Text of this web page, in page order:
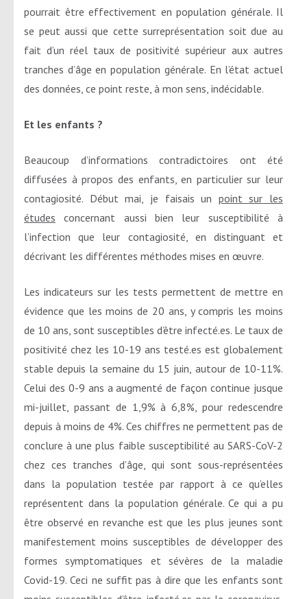
pourrait être effectivement en population générale. Il
se peut aussi que cette surreprésentation soit due au
fait d’un réel taux de positivité supérieur aux autres
tranches d’âge en population générale. En l’état actuel
des données, ce point reste, à mon sens, indécidable.
Et les enfants ?
Beaucoup d’informations contradictoires ont été
diffusées à propos des enfants, en particulier sur leur
contagiosité. Début mai, je faisais un point sur les
études concernant aussi bien leur susceptibilité à
l’infection que leur contagiosité, en distinguant et
décrivant les différentes méthodes mises en œuvre.
Les indicateurs sur les tests permettent de mettre en
évidence que les moins de 20 ans, y compris les moins
de 10 ans, sont susceptibles d’être infecté.es. Le taux de
positivité chez les 10-19 ans testé.es est globalement
stable depuis la semaine du 15 juin, autour de 10-11%.
Celui des 0-9 ans a augmenté de façon continue jusque
mi-juillet, passant de 1,9% à 6,8%, pour redescendre
depuis à moins de 4%. Ces chiffres ne permettent pas de
conclure à une plus faible susceptibilité au SARS-CoV-2
chez ces tranches d’âge, qui sont sous-représentées
dans la population testée par rapport à ce qu’elles
représentent dans la population générale. Ce qui a pu
être observé en revanche est que les plus jeunes sont
manifestement moins susceptibles de développer des
formes symptomatiques et sévères de la maladie
Covid-19. Ceci ne suffit pas à dire que les enfants sont